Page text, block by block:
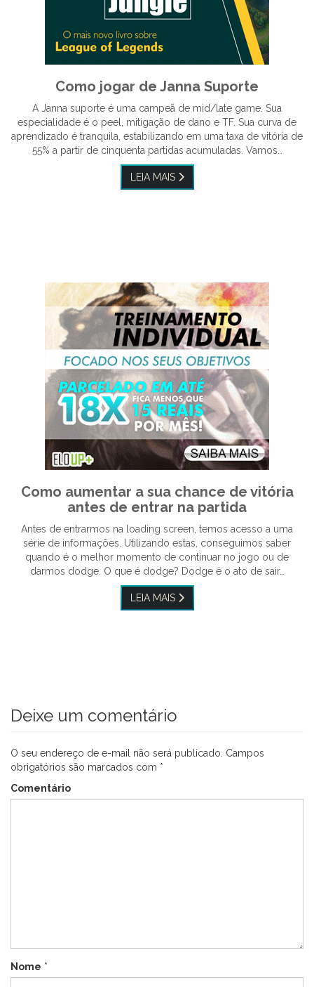
Como jogar de Janna Suporte
A Janna suporte é uma campeã de mid/late game. Sua
especialidade é o peel, mitigação de dano e TF. Sua curva de
aprendizado é tranquila, estabilizando em uma taxa de vitória de
55% a partir de cinquenta partidas acumuladas. Vamos…
LEIA MAIS
Como aumentar a sua chance de vitória
antes de entrar na partida
Antes de entrarmos na loading screen, temos acesso a uma
série de informações. Utilizando estas, conseguimos saber
quando é o melhor momento de continuar no jogo ou de
darmos dodge. O que é dodge? Dodge é o ato de sair…
LEIA MAIS
Deixe um comentário
O seu endereço de e-mail não será publicado. Campos
obrigatórios são marcados com *
Comentário
Nome *